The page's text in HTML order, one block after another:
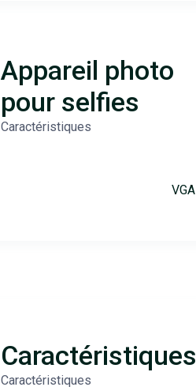
Appareil photo
pour selfies
Caractéristiques
VGA
Caractéristiques
Caractéristiques